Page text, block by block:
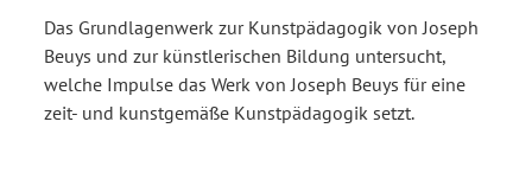
Das Grundlagenwerk zur Kunstpädagogik von Joseph
Beuys und zur künstlerischen Bildung untersucht,
welche Impulse das Werk von Joseph Beuys für eine
zeit- und kunstgemäße Kunstpädagogik setzt.